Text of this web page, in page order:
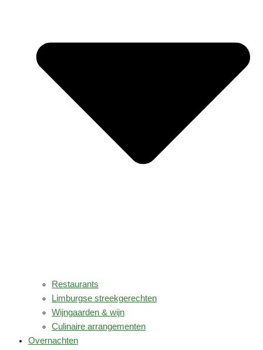
Restaurants
Limburgse streekgerechten
Wijngaarden & wijn
Culinaire arrangementen
Overnachten